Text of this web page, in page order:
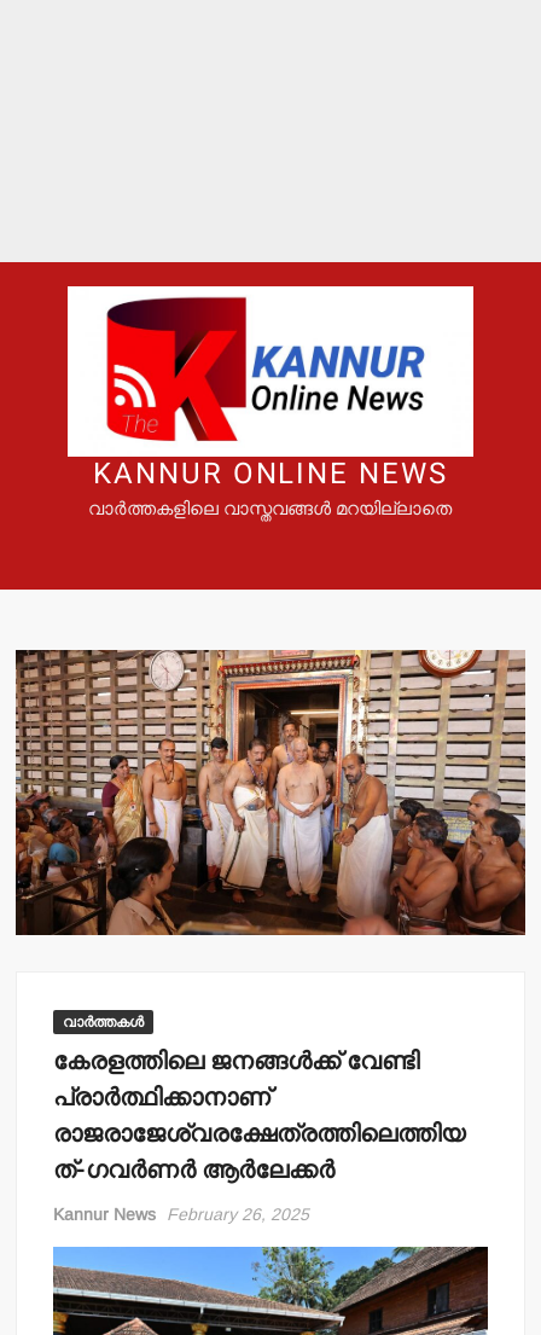
KANNUR ONLINE NEWS
വാർത്തകളിലെ വാസ്തവങ്ങൾ മറയില്ലാതെ
വാർത്തകൾ
കേരളത്തിലെ ജനങ്ങള്‍ക്ക് വേണ്ടി
പ്രാര്‍ത്ഥിക്കാനാണ്
രാജരാജേശ്വരക്ഷേത്രത്തിലെത്തിയ
ത്-ഗവര്‍ണര്‍ ആര്‍ലേക്കര്‍
Kannur News February 26, 2025